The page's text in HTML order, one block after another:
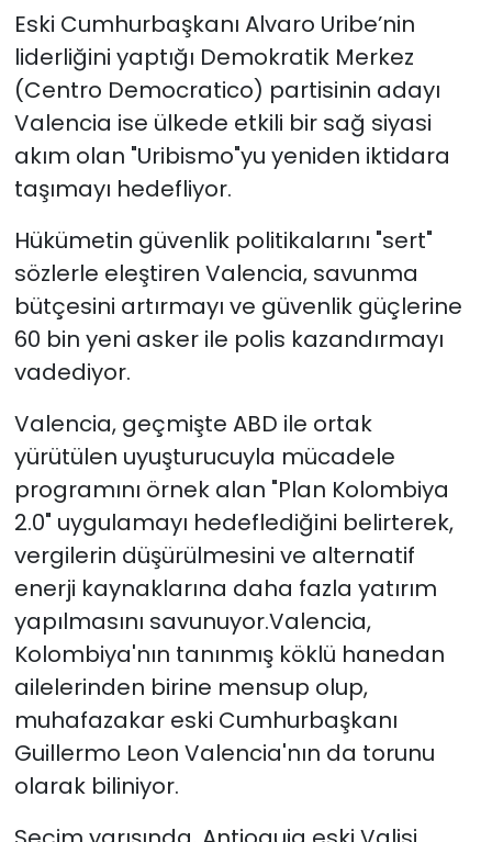
Eski Cumhurbaşkanı Alvaro Uribe’nin
liderliğini yaptığı Demokratik Merkez
(Centro Democratico) partisinin adayı
Valencia ise ülkede etkili bir sağ siyasi
akım olan "Uribismo"yu yeniden iktidara
taşımayı hedefliyor.
Hükümetin güvenlik politikalarını "sert"
sözlerle eleştiren Valencia, savunma
bütçesini artırmayı ve güvenlik güçlerine
60 bin yeni asker ile polis kazandırmayı
vadediyor.
Valencia, geçmişte ABD ile ortak
yürütülen uyuşturucuyla mücadele
programını örnek alan "Plan Kolombiya
2.0" uygulamayı hedeflediğini belirterek,
vergilerin düşürülmesini ve alternatif
enerji kaynaklarına daha fazla yatırım
yapılmasını savunuyor.Valencia,
Kolombiya'nın tanınmış köklü hanedan
ailelerinden birine mensup olup,
muhafazakar eski Cumhurbaşkanı
Guillermo Leon Valencia'nın da torunu
olarak biliniyor.